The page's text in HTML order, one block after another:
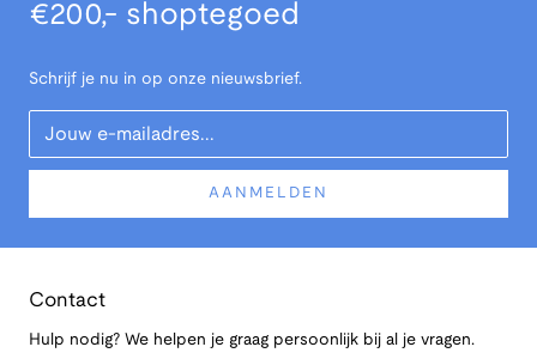
€200,- shoptegoed
Schrijf je nu in op onze nieuwsbrief.
Your Email
AANMELDEN
Contact
Hulp nodig? We helpen je graag persoonlijk bij al je vragen.